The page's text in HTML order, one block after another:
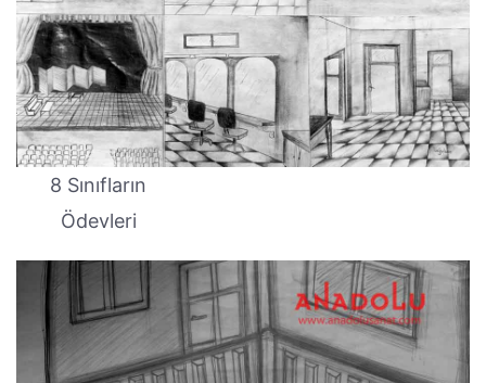
8 Sınıfların
Ödevleri